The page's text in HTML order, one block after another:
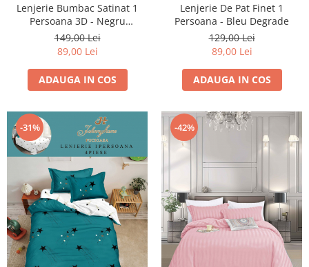
Lenjerie Bumbac Satinat 1
Persoana 3D - Negru
Inimioare
149,00 Lei
89,00 Lei
ADAUGA IN COS
Lenjerie De Pat Finet 1
Persoana - Bleu Degrade
129,00 Lei
89,00 Lei
ADAUGA IN COS
-31% -42%